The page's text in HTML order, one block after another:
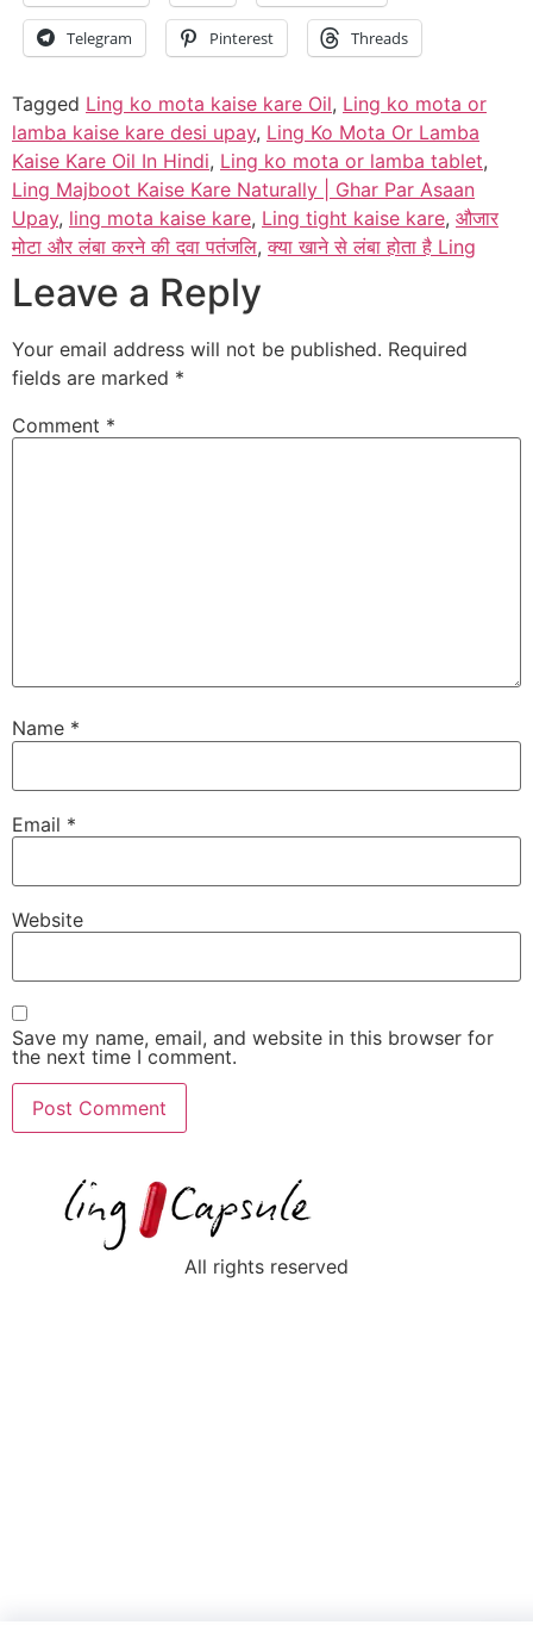
Telegram Pinterest Threads
Tagged Ling ko mota kaise kare Oil, Ling ko mota or
lamba kaise kare desi upay, Ling Ko Mota Or Lamba
Kaise Kare Oil In Hindi, Ling ko mota or lamba tablet,
Ling Majboot Kaise Kare Naturally | Ghar Par Asaan
Upay, ling mota kaise kare, Ling tight kaise kare, औजार
मोटा और लंबा करने की दवा पतंजलि,क्या खाने से लंबा होता है Ling
Leave a Reply
Your email address will not be published. Required
fields are marked *
Comment *
Name *
Email *
Website
Save my name, email, and website in this browser for
the next time I comment.
All rights reserved